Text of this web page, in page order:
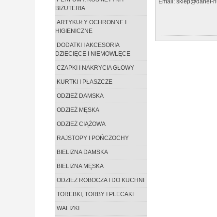
BIŻUTERIA
ARTYKUŁY OCHRONNE I
HIGIENICZNE
DODATKI I AKCESORIA
DZIECIĘCE I NIEMOWLĘCE
CZAPKI I NAKRYCIA GŁOWY
KURTKI I PŁASZCZE
ODZIEŻ DAMSKA
ODZIEŻ MĘSKA
ODZIEŻ CIĄŻOWA
RAJSTOPY I POŃCZOCHY
BIELIZNA DAMSKA
BIELIZNA MĘSKA
ODZIEŻ ROBOCZA I DO KUCHNI
TOREBKI, TORBY I PLECAKI
WALIZKI